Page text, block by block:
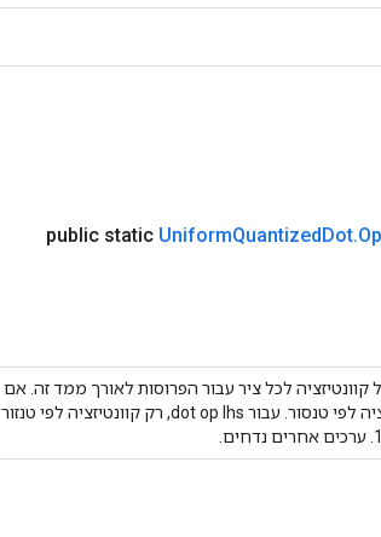
public static UniformQuantizedDot.
לכל ציר עבור הפרוסות לאורך ממד זה. אם
מוגדר ל-1 (ברירת מחדל), זה מצביע על קוונטיזציה לפי טנסור. עבור dot op lhs, רק קוונטיזציה לפי טנזור